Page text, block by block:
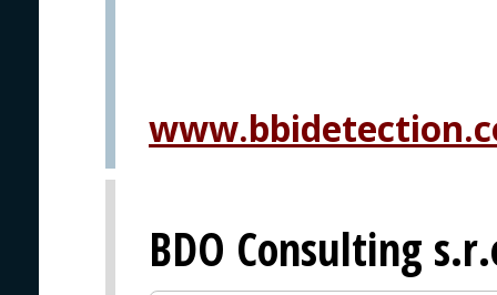
BDO Consulting